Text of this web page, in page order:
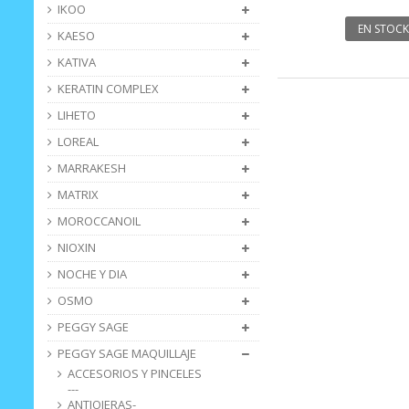
EN STOCK
IKOO
KAESO
KATIVA
KERATIN COMPLEX
LIHETO
LOREAL
MARRAKESH
MATRIX
MOROCCANOIL
NIOXIN
NOCHE Y DIA
OSMO
PEGGY SAGE
PEGGY SAGE MAQUILLAJE
ACCESORIOS Y PINCELES
---
ANTIOJERAS-